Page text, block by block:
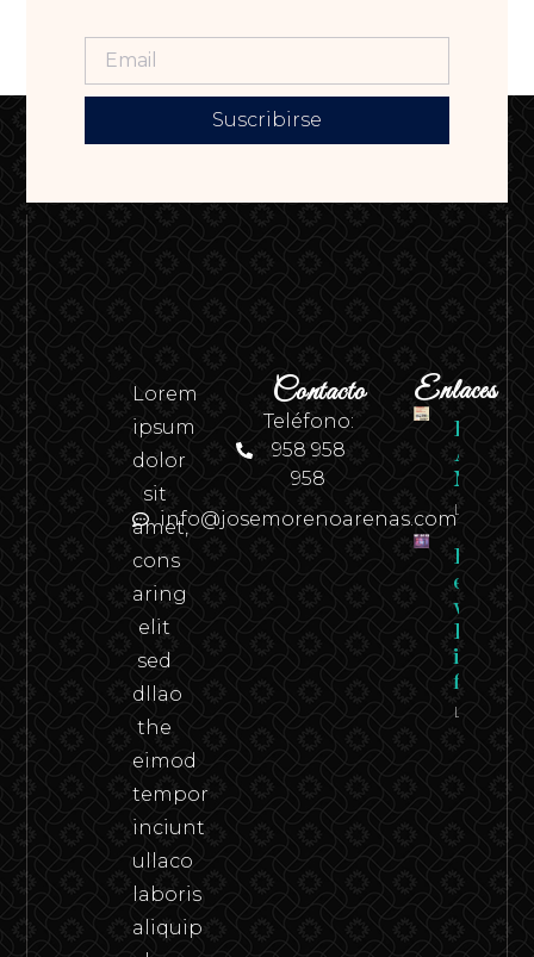
Suscribirse
Lorem
ipsum
dolor
sit
amet,
cons
aring
elit
sed
dllao
the
eimod
tempor
inciunt
ullaco
laboris
aliquip
Contacto
Teléfono:
958 958
958
info@josemorenoarenas.com
Enlaces
Revista
N.º 2
Leer
en
viva –
in the
flesh
Leer